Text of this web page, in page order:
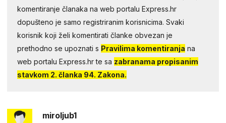
komentiranje članaka na web portalu Express.hr
dopušteno je samo registriranim korisnicima. Svaki
korisnik koji želi komentirati članke obvezan je
prethodno se upoznati s Pravilima komentiranja na
web portalu Express.hr te sa zabranama propisanim
stavkom 2. članka 94. Zakona.
miroljub1